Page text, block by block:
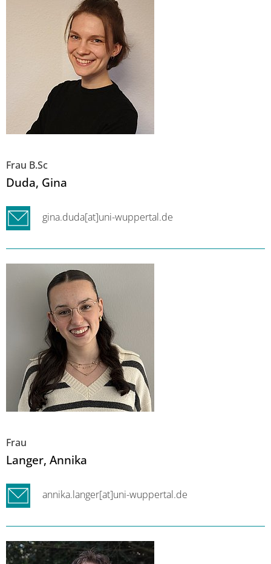
Frau B.Sc
Duda, Gina
gina.duda[at]uni-wuppertal.de
Frau
Langer, Annika
annika.langer[at]uni-wuppertal.de